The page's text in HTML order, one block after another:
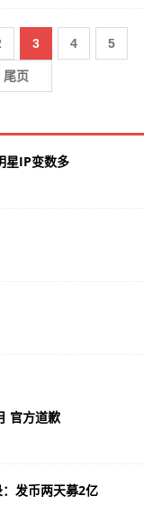
3 4 5
尾页
星IP变数多
官方道歉
发币两天募2亿